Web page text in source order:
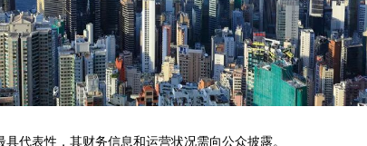
代表性，其财务信息和运营状况需向公众披露。